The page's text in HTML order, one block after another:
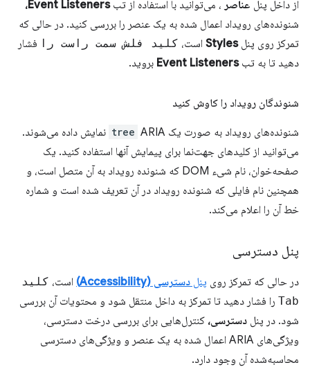
از داخل پنل عناصر ، می‌توانید با استفاده از تبEvent Listeners،
شنونده‌های رویداد اعمال شده به یک عنصر را بررسی کنید. در حالی که
تمرکز روی پنلStyles است، کلید فلش سمت راست را فشار
دهید تا به تبEvent Listeners بروید.
شنوندگان رویداد را کاوش کنید
شنونده‌های رویداد به صورت یک tree ARIA نمایش داده می‌شوند.
می‌توانید از کلیدهای جهت‌نما برای پیمایش آنها استفاده کنید. یک
صفحه‌خوان، نام شیء DOM که شنونده رویداد به آن متصل است، و
همچنین نام فایلی که شنونده رویداد در آن تعریف شده است و شماره
خط آن را اعلام می‌کند.
پنل دسترسی
در حالی که تمرکز روی پنل دسترسی (Accessibility) است، کلید
Tab را فشار دهید تا تمرکز به داخل منتقل شود و محتویات آن بررسی
شود. در پنل دسترسی، کنترل‌هایی برای بررسی درخت دسترسی،
ویژگی‌های ARIA اعمال شده به یک عنصر و ویژگی‌های دسترسی
محاسبه‌شده آن وجود دارد.